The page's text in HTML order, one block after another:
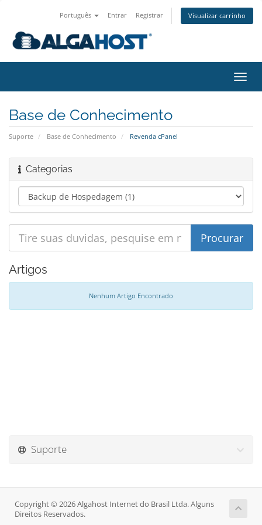
Português Entrar Registrar Visualizar carrinho
Base de Conhecimento
Suporte Base de Conhecimento Revenda cPanel
Categorias
Artigos
Nenhum Artigo Encontrado
Suporte
Copyright © 2026 Algahost Internet do Brasil Ltda. Alguns
Direitos Reservados.